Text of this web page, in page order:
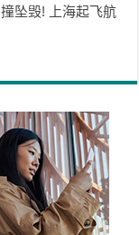
坠毁! 上海起飞航